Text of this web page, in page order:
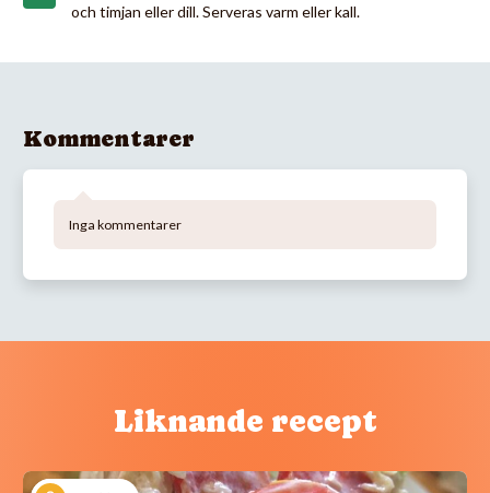
och timjan eller dill. Serveras varm eller kall.
Kommentarer
Inga kommentarer
Liknande recept